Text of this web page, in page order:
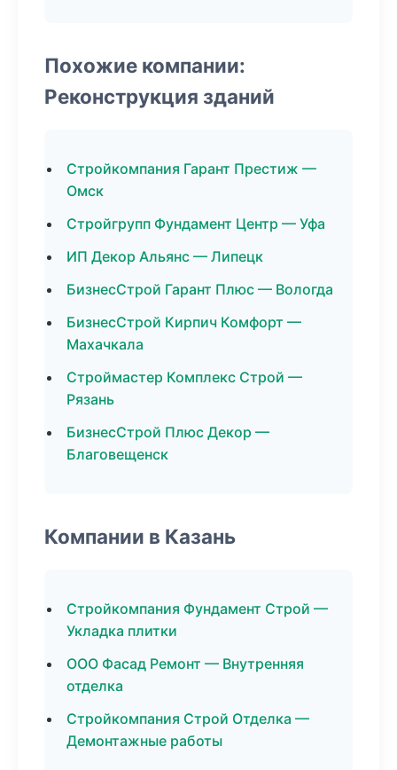
Похожие компании:
Реконструкция зданий
Стройкомпания Гарант Престиж —
Омск
Стройгрупп Фундамент Центр — Уфа
ИП Декор Альянс — Липецк
БизнесСтрой Гарант Плюс — Вологда
БизнесСтрой Кирпич Комфорт —
Махачкала
Строймастер Комплекс Строй —
Рязань
БизнесСтрой Плюс Декор —
Благовещенск
Компании в Казань
Стройкомпания Фундамент Строй —
Укладка плитки
ООО Фасад Ремонт — Внутренняя
отделка
Стройкомпания Строй Отделка —
Демонтажные работы